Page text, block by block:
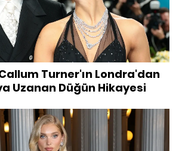
Turner'ın Londra'dan
Uzanan Düğün Hikayesi